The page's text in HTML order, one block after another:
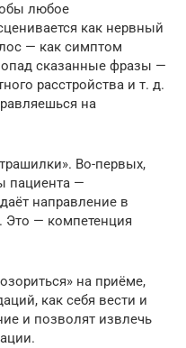
любое
как нервный
— как симптом
сказанные фразы —
расстройства и т. д.
на
Во-первых,
пациента —
направление в
Это — компетенция
на приёме,
как себя вести и
и позволят извлечь